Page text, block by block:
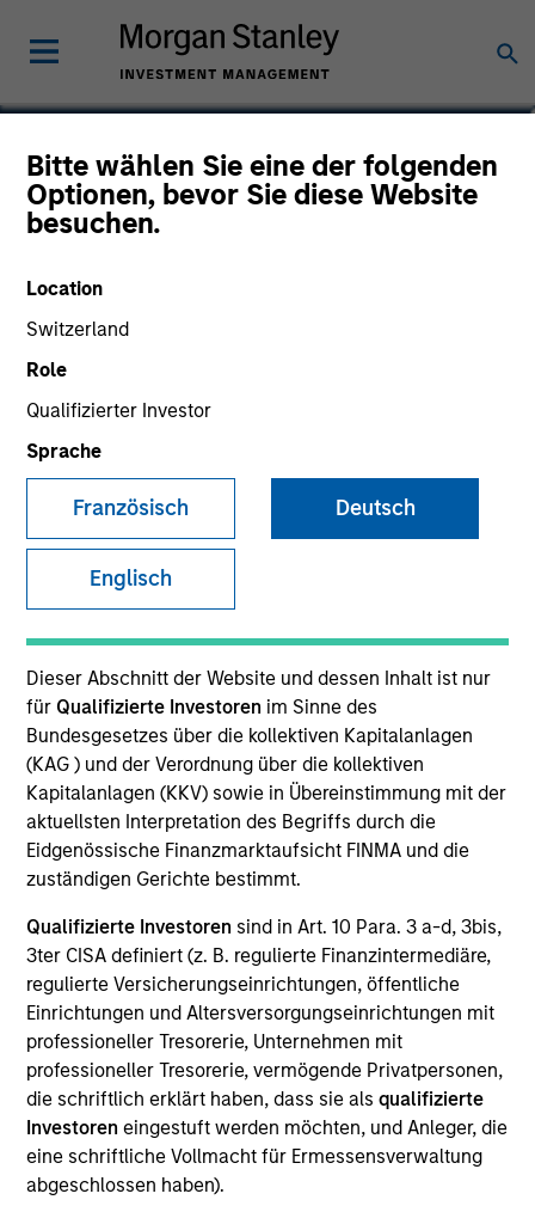
Bitte wählen Sie eine der folgenden
Optionen, bevor Sie diese Website
besuchen.
Location
Switzerland
Role
Qualifizierter Investor
Sprache
Französisch Deutsch
Englisch
Dieser Abschnitt der Website und dessen Inhalt ist nur
für Qualifizierte Investoren im Sinne des
Bundesgesetzes über die kollektiven Kapitalanlagen
(KAG ) und der Verordnung über die kollektiven
Kapitalanlagen (KKV) sowie in Übereinstimmung mit der
aktuellsten Interpretation des Begriffs durch die
Eidgenössische Finanzmarktaufsicht FINMA und die
zuständigen Gerichte bestimmt.
Qualifizierte Investoren sind in Art. 10 Para. 3 a-d, 3bis,
3ter CISA definiert (z. B. regulierte Finanzintermediäre,
regulierte Versicherungseinrichtungen, öffentliche
Einrichtungen und Altersversorgungseinrichtungen mit
professioneller Tresorerie, Unternehmen mit
professioneller Tresorerie, vermögende Privatpersonen,
die schriftlich erklärt haben, dass sie alsqualifizierte
Investoren eingestuft werden möchten, und Anleger, die
eine schriftliche Vollmacht für Ermessensverwaltung
abgeschlossen haben).
Hope Brown
Executive Director, Chief Compliance
Officer
YEARS OF INDUSTRY EXPERIENCE
31 Years
TEAM
Calvert Research And Management Team
Hope Brown is an Executive Director and Chief
Compliance Officer for Calvert Funds. She joined
Calvert in 2014 and is responsible for all aspects of
the Funds' compliance program including the
development and administration of the Funds’